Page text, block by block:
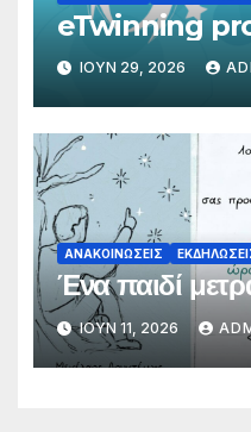
eTwinning
ΙΟΎΝ 29, 2026
ΑΝΑΚΟΙΝΏΣΕΙΣ
Ένα παιδί
ΙΟΎΝ 11, 2026